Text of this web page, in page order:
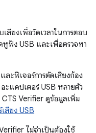
สียงเพื่อวัดเวลาในการตอบ
ฟัง USB และเพื่อตรวจหา
ละฟีเจอร์การตัดเสียงก้อง
แดปเตอร์ USB หลายตัว
Verifier ดูข้อมูลเพิ่ม
สียง USB
ไม่จำเป็นต้องใช้